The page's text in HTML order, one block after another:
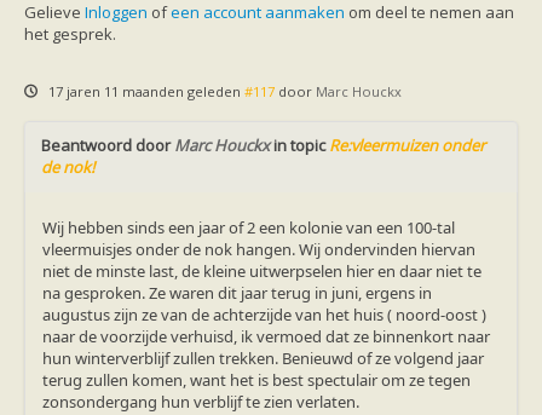
Gelieve Inloggen ofeen account aanmaken om deel te nemen aan
het gesprek.
17 jaren 11 maanden geleden #117 door Marc Houckx
Beantwoord doorMarc Houckxin topicRe:vleermuizen onder
de nok!
Wij hebben sinds een jaar of 2 een kolonie van een 100-tal
vleermuisjes onder de nok hangen. Wij ondervinden hiervan
niet de minste last, de kleine uitwerpselen hier en daar niet te
na gesproken. Ze waren dit jaar terug in juni, ergens in
augustus zijn ze van de achterzijde van het huis ( noord-oost )
naar de voorzijde verhuisd, ik vermoed dat ze binnenkort naar
hun winterverblijf zullen trekken. Benieuwd of ze volgend jaar
terug zullen komen, want het is best spectulair om ze tegen
zonsondergang hun verblijf te zien verlaten.